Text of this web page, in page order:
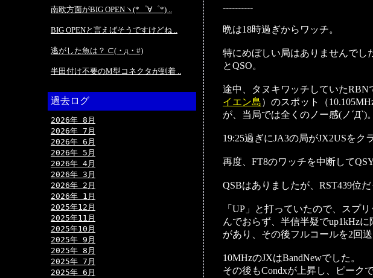
南欧方面がBIG OPENヽ(*゜∀゜*) ..
BIG OPENと言えばそうですけどね ..
逃がした魚は？ ⊂(・д・#)
半田付け不要のM型コネクタが到着 ..
過去ログ
2026年 8月
2026年 7月
2026年 6月
2026年 5月
2026年 4月
2026年 3月
2026年 2月
2026年 1月
2025年12月
2025年11月
2025年10月
2025年 9月
2025年 8月
2025年 7月
2025年 6月
----------
晩は18時過ぎからワッチ。
特にめぼしい局はありませんでし
とQSO。
途中、タヌキワッチしていたRBN
イエン島）のスポット（
が、当局では全くのノー感(ノ´Д`)。
19:25過ぎにJA3の局がJX2USをク
再度、FT8のワッチを中断して
QSBはありましたが、RST439位だ
「UP」と打っていたので、スプ
んでおらず、半信半疑でup1kHz
があり、その後フルコールを2回送
10MHzのJXはBandNewでした。
その後もCondxが上昇し、ピーク